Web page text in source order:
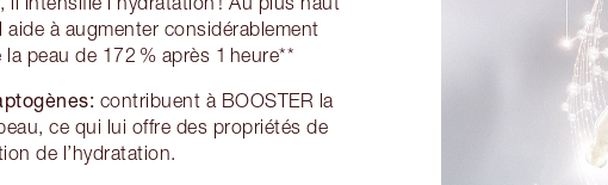
aide à augmenter considérablement
la peau de 172 % après 1 heure**
contribuent à BOOSTER la
ce qui lui offre des propriétés de
de l’hydratation.